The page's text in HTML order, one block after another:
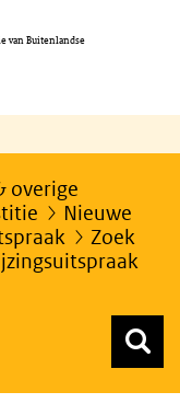
van Buitenlandse
overige
Nieuwe
Zoek